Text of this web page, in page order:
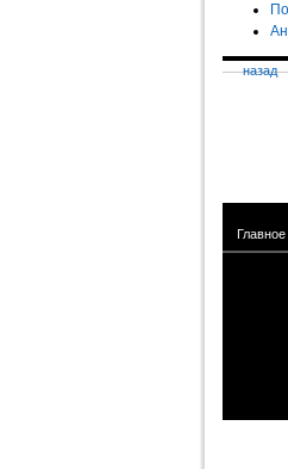
назад
Главное